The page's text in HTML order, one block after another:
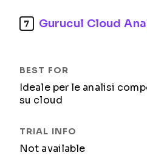
7 Gurucul Cloud
Ideale per le analisi
su cloud
Not available